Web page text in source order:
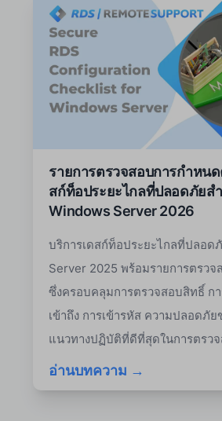
รายการตรวจสอบการกำหนด
สก์ท็อประยะไกลที่ปลอดภัยส
Windows Server 2026
บริการเดสก์ท็อประยะไกลที่ปลอด
Server 2025 พร้อมรายการตรว
ซึ่งครอบคลุมการตรวจสอบสิทธิ์ ก
เข้าถึง การเข้ารหัส ความปลอดภั
แนวทางปฏิบัติที่ดีที่สุดในการตรวจ
อ่านบทความ →